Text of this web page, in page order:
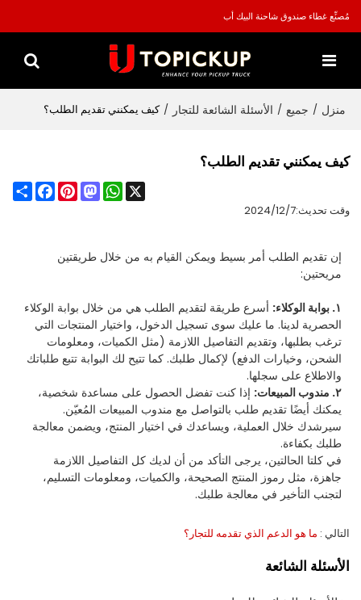
مُصنِّع غطاء صندوق شاحنة البيك أب
منزل / جميع / الأسئلة الشائعة للتجار / كيف يمكنني تقديم الطلب؟
كيف يمكنني تقديم الطلب؟
Share
FacebookPinterest
Mastodon
WhatsApp
X
وقت تحديث:2024/12/7
إن تقديم الطلب أمر بسيط ويمكن القيام به من خلال طريقتين
مريحتين:
١. بوابة الوكلاء:
أسرع طريقة لتقديم الطلب هي من خلال بوابة الوكلاء
الحصرية لدينا. ما عليك سوى تسجيل الدخول، واختيار المنتجات التي
ترغب بطلبها، وتقديم التفاصيل اللازمة (مثل الكميات، ومعلومات
الشحن، وخيارات الدفع) لإكمال طلبك. كما تتيح لك البوابة تتبع طلباتك
والاطلاع على سجلها.
٢. مندوب المبيعات:
إذا كنت تفضل الحصول على مساعدة شخصية،
يمكنك أيضًا تقديم طلب بالتواصل مع مندوب المبيعات المُعيّن.
سيرشدك خلال العملية، ويساعدك في اختيار المنتج، ويضمن معالجة
طلبك بكفاءة.
في كلتا الحالتين، يرجى التأكد من أن لديك كل التفاصيل اللازمة
جاهزة، مثل رموز المنتج الصحيحة، والكميات، ومعلومات التسليم،
لتجنب التأخير في معالجة طلبك.
التالي ما هو الدعم الذي تقدمه للتجار؟
الأسئلة الشائعة